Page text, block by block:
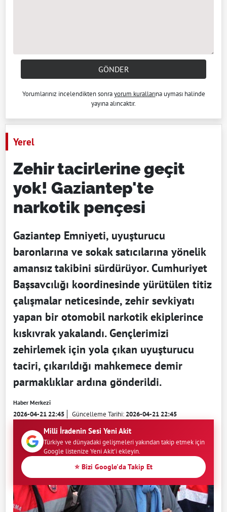
GÖNDER
Yorumlarınız incelendikten sonrayorum kurallarına uyması halinde
yayına alıncaktır.
Yerel
Zehir tacirlerine geçit
yok! Gaziantep'te
narkotik pençesi
Gaziantep Emniyeti, uyuşturucu
baronlarına ve sokak satıcılarına yönelik
amansız takibini sürdürüyor. Cumhuriyet
Başsavcılığı koordinesinde yürütülen titiz
çalışmalar neticesinde, zehir sevkiyatı
yapan bir otomobil narkotik ekiplerince
kıskıvrak yakalandı. Gençlerimizi
zehirlemek için yola çıkan uyuşturucu
taciri, çıkarıldığı mahkemece demir
parmaklıklar ardına gönderildi.
Haber Merkezi
2026-04-21 22:45 Güncelleme Tarihi:2026-04-21 22:45
Milli İradenin Sesi Yeni Akit
Türkiye ve dünyadaki gelişmeleri yakından takip etmek için
Google listenize Yeni Akit'i ekleyin.
⭐ Bizi Google'da Takip Et